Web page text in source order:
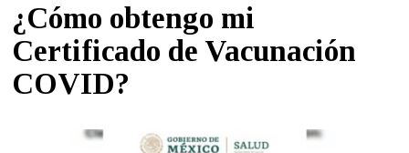
¿Cómo obtengo mi
Certificado de Vacunación
COVID?